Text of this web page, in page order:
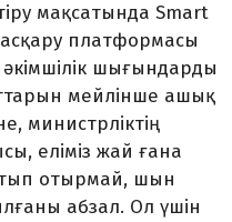
мақса­тында Smart
платформасы
шығындарды
мей­лінше ашық
министрліктің
еліміз жай ғана
отырмай, шын
абзал. Ол үшін